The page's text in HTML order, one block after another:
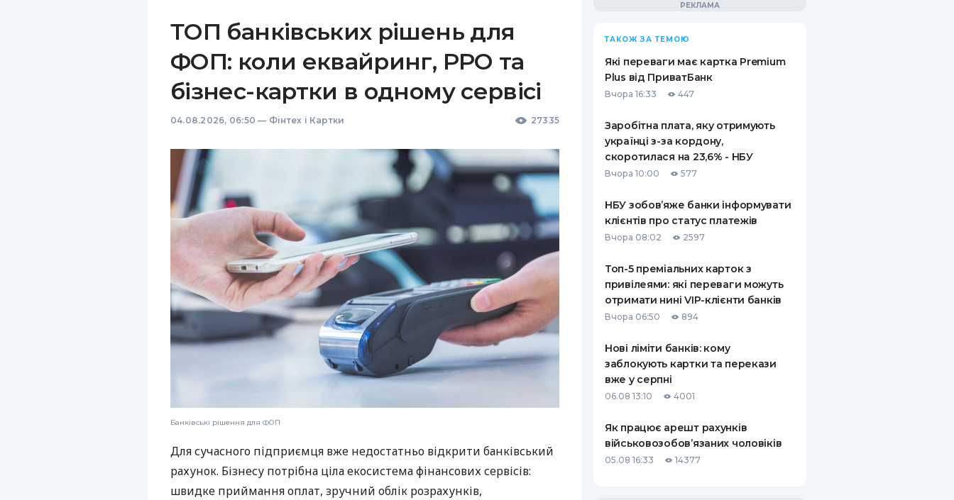
ТОП банківських рішень для
ФОП: коли еквайринг, РРО та
бізнес-картки в одному сервісі
04.08.2026, 06:50 — Фінтех і Картки 27335
Банківські рішення для ФОП
Для сучасного підприємця вже недостатньо відкрити банківський
рахунок. Бізнесу потрібна ціла екосистема фінансових сервісів:
швидке приймання оплат, зручний облік розрахунків,
ТАКОЖ ЗА ТЕМОЮ
Які переваги має картка Premium
Plus від ПриватБанк
Вчора 16:33 447
Заробітна плата, яку отримують
українці з-за кордону,
скоротилася на 23,6% - НБУ
Вчора 10:00 577
НБУ зобов’яже банки інформувати
клієнтів про статус платежів
Вчора 08:02 2597
Топ-5 преміальних карток з
привілеями: які переваги можуть
отримати нині VIP-клієнти банків
Вчора 06:50 894
Нові ліміти банків: кому
заблокують картки та перекази
вже у серпні
06.08 13:10 4001
Як працює арешт рахунків
військовозобов’язаних чоловіків
05.08 16:33 14377